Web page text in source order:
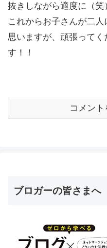
抜きしながら適度に（笑
これからお子さんが二
思いますが、頑張ってく
す！！
コメン
ブロガーの皆さまへ